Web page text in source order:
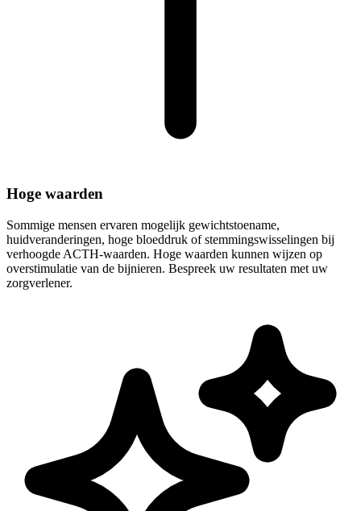
Hoge waarden
Sommige mensen ervaren mogelijk gewichtstoename,
huidveranderingen, hoge bloeddruk of stemmingswisselingen bij
verhoogde ACTH-waarden. Hoge waarden kunnen wijzen op
overstimulatie van de bijnieren. Bespreek uw resultaten met uw
zorgverlener.